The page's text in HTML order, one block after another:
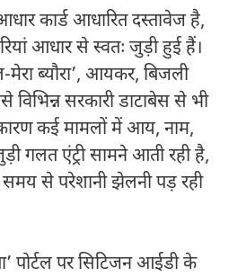
कार्ड आधारित दस्तावेज है,
आधार से स्वतः जुड़ी हुई हैं।
ब्यौरा’, आयकर, बिजली
विभिन्न सरकारी डाटाबेस से भी
कई मामलों में आय, नाम,
जुड़ी गलत एंट्री सामने आती रही है,
से परेशानी झेलनी पड़ रही
पोर्टल पर सिटिजन आईडी के